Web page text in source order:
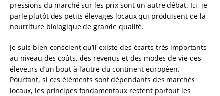
pressions du marché sur les prix sont un autre débat. Ici, je
parle plutôt des petits élevages locaux qui produisent de la
nourriture biologique de grande qualité.
Je suis bien conscient qu’il existe des écarts très importants
au niveau des coûts, des revenus et des modes de vie des
éleveurs d’un bout à l’autre du continent européen.
Pourtant, si ces éléments sont dépendants des marchés
locaux, les principes fondamentaux restent partout les